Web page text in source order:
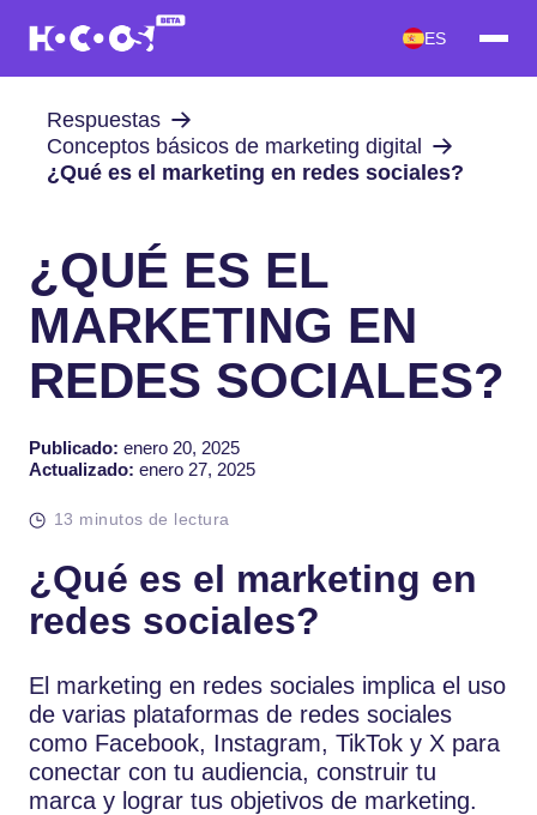
ES
Respuestas
Conceptos básicos de marketing digital
¿Qué es el marketing en redes sociales?
¿QUÉ ES EL
MARKETING EN
REDES SOCIALES?
Publicado: enero 20, 2025
Actualizado: enero 27, 2025
13 minutos de lectura
¿Qué es el marketing en
redes sociales?
El marketing en redes sociales implica el uso
de varias plataformas de redes sociales
como Facebook, Instagram, TikTok y X para
conectar con tu audiencia, construir tu
marca y lograr tus objetivos de marketing.